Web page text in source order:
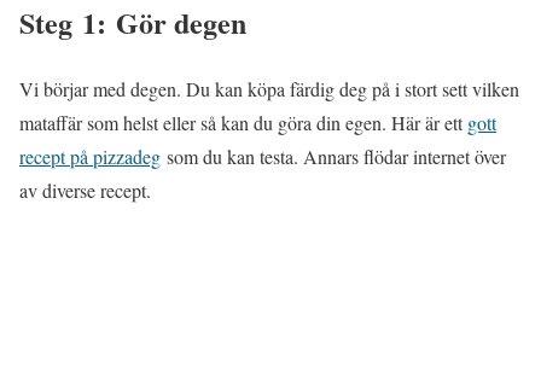
Steg 1: Gör degen
Vi börjar med degen. Du kan köpa färdig deg på i stort sett vilken
mataffär som helst eller så kan du göra din egen. Här är ettgott
recept på pizzadeg som du kan testa. Annars flödar internet över
av diverse recept.